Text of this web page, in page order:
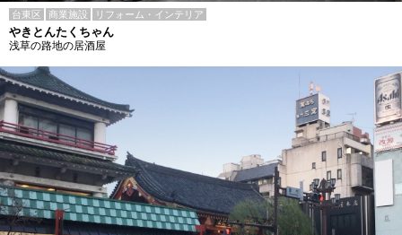
台東区 商業施設 リフォーム・インテリア
やきとんたくちゃん
浅草の路地の居酒屋